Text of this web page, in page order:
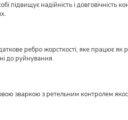
надійність і довговічність
ребро жорсткості, яке працює
до руйнування.
зваркою з ретельним контролем